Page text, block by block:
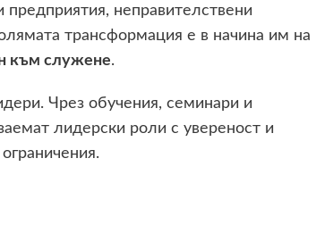
неправителствени
трансформация е в начина им на
към служене.
Чрез обучения, семинари и
лидерски роли с увереност и